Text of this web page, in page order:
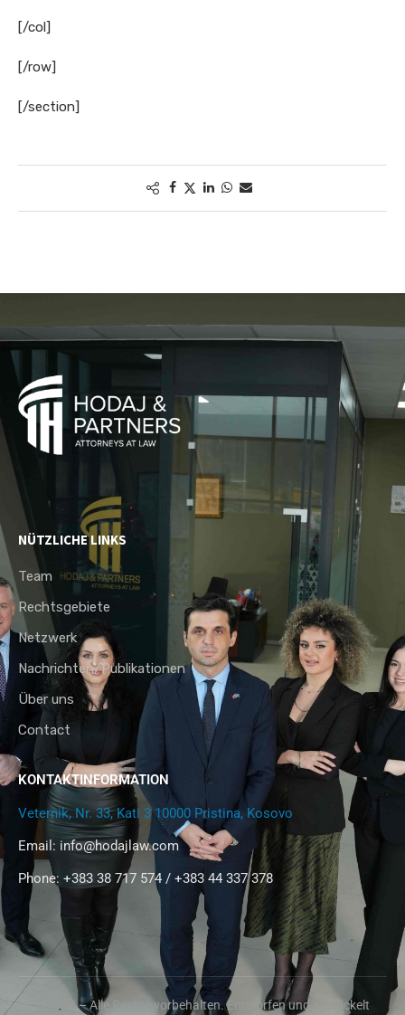
[/col]
[/row]
[/section]
NÜTZLICHE LINKS
Team
Rechtsgebiete
Netzwerk
Nachrichten/Publikationen
Über uns
Contact
KONTAKTINFORMATION
Veternik, Nr. 33, Kati 3 10000 Pristina, Kosovo
Email: info@hodajlaw.com
Phone: +383 38 717 574 / +383 44 337 378
@2024 – Alle Rechte vorbehalten. Entworfen und entwickelt